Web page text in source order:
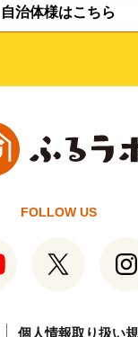
自治体様はこちら
FOLLOW US
個人情報取り扱い